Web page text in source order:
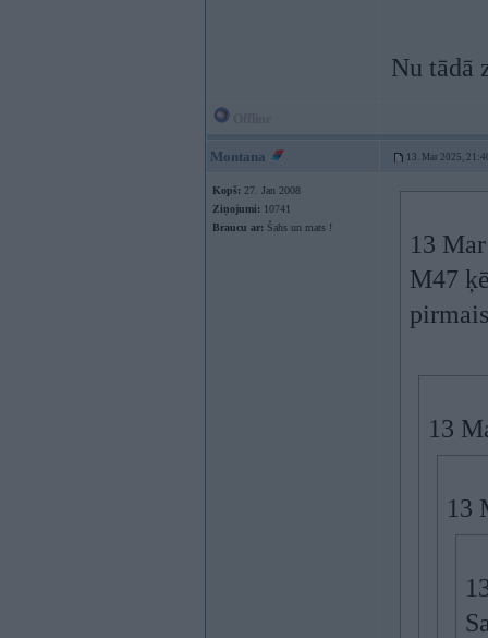
Nu tādā
Montana 13. Mar 2025,
Kopš: 27. Jan 2008
Ziņojumi: 10741
Braucu ar: Šahs un mats !
13
M47
13
13